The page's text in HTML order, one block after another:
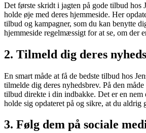
Det første skridt i jagten på gode tilbud hos
holde øje med deres hjemmeside. Her
tilbud og kampagner, som du kan benytte
hjemmeside regelmæssigt for at se, om der
2. Tilmeld dig deres
En smart måde at få de bedste tilbud hos
tilmelde dig deres nyhedsbrev. På den
tilbud direkte i din indbakke. Det er en nem
holde sig opdateret på og sikre, at du aldrig
3. Følg dem på sociale